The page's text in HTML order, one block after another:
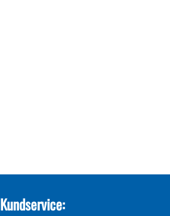
Kundservice: